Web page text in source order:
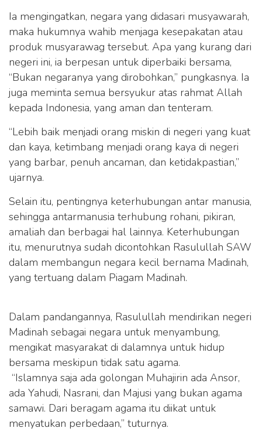
Ia mengingatkan, negara yang didasari musyawarah,
maka hukumnya wahib menjaga kesepakatan atau
produk musyarawag tersebut. Apa yang kurang dari
negeri ini, ia berpesan untuk diperbaiki bersama,
“Bukan negaranya yang dirobohkan,” pungkasnya. Ia
juga meminta semua bersyukur atas rahmat Allah
kepada Indonesia, yang aman dan tenteram.
“Lebih baik menjadi orang miskin di negeri yang kuat
dan kaya, ketimbang menjadi orang kaya di negeri
yang barbar, penuh ancaman, dan ketidakpastian,”
ujarnya.
Selain itu, pentingnya keterhubungan antar manusia,
sehingga antarmanusia terhubung rohani, pikiran,
amaliah dan berbagai hal lainnya. Keterhubungan
itu, menurutnya sudah dicontohkan Rasulullah SAW
dalam membangun negara kecil bernama Madinah,
yang tertuang dalam Piagam Madinah.
Dalam pandangannya, Rasulullah mendirikan negeri
Madinah sebagai negara untuk menyambung,
mengikat masyarakat di dalamnya untuk hidup
bersama meskipun tidak satu agama.
“Islamnya saja ada golongan Muhajirin ada Ansor,
ada Yahudi, Nasrani, dan Majusi yang bukan agama
samawi. Dari beragam agama itu diikat untuk
menyatukan perbedaan,” tuturnya.